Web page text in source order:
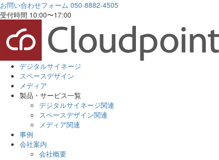
お問い合わせフォーム 050-8882-4505
受付時間 10:00〜17:00
デジタルサイネージ
スペースデザイン
メディア
製品・サービス一覧
デジタルサイネージ関連
スペースデザイン関連
メディア関連
事例
会社案内
会社概要